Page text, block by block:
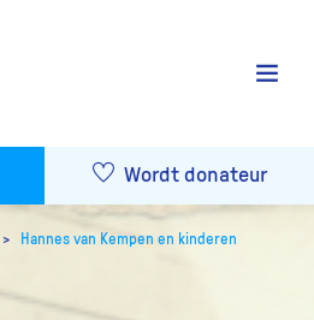
Wordt donateur
Hannes van Kempen en kinderen